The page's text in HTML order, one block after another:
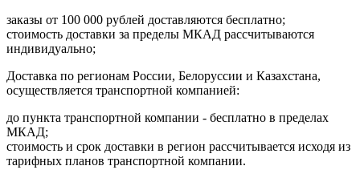
заказы от 100 000 рублей доставляются бесплатно;
cтоимость доставки за пределы МКАД рассчитываются
индивидуально;
Доставка по регионам России, Белоруссии и Казахстана,
осуществляется транспортной компанией:
до пункта транспортной компании - бесплатно в пределах
МКАД;
стоимость и срок доставки в регион рассчитывается исходя из
тарифных планов транспортной компании.